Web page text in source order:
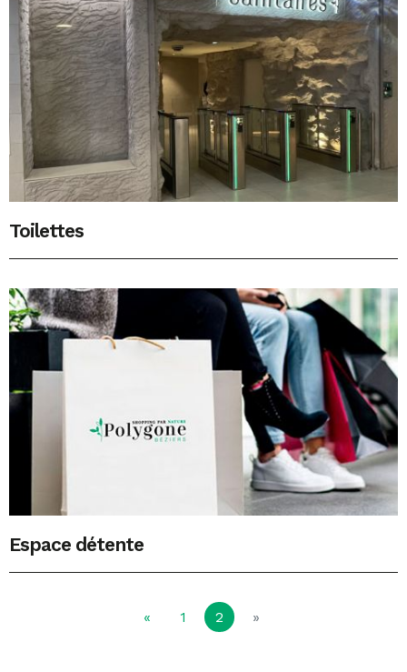
Toilettes
Espace détente
« 1 2 (courante)
»